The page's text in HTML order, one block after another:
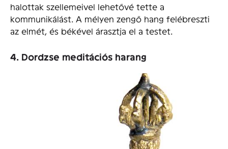
halottak szellemeivel lehetővé tette a
kommunikálást. A mélyen zengő hang felébreszti
az elmét, és békével árasztja el a testet.
4. Dordzse meditációs harang